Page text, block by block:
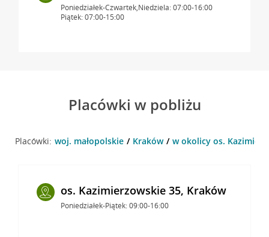
Poniedziałek-Czwartek,Niedziela: 07:00-16:00
Piątek: 07:00-15:00
Placówki w pobliżu
Placówki: woj. małopolskie Kraków w okolicy os.
os. Kazimierzowskie 35, Kraków
Poniedziałek-Piątek: 09:00-16:00